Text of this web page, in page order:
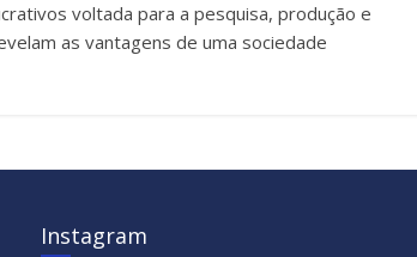
voltada para a pesquisa, produção e
as vantagens de uma sociedade
Instagram